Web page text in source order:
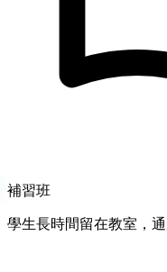
補習班
學生長時間留在教室，